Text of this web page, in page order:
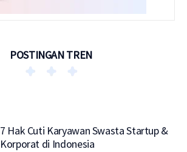
POSTINGAN TREN
7 Hak Cuti Karyawan Swasta Startup &
Korporat di Indonesia